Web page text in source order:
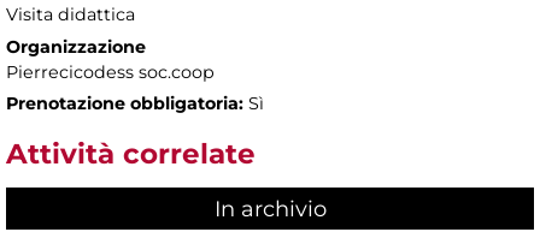
Visita didattica
Organizzazione
Pierrecicodess soc.coop
Prenotazione obbligatoria: Sì
Attività correlate
In archivio